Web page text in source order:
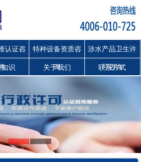
认证咨 特种设备资质咨
询
涉水产品卫生许
可咨询
识 关于我们 联系方式